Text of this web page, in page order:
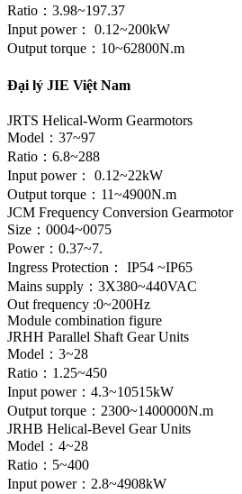
Ratio：3.98~197.37
Input power： 0.12~200kW
Output torque：10~62800N.m
Đại lý JIE Việt Nam
JRTS Helical-Worm Gearmotors
Model：37~97
Ratio：6.8~288
Input power： 0.12~22kW
Output torque：11~4900N.m
JCM Frequency Conversion Gearmotor
Size：0004~0075
Power：0.37~7.
Ingress Protection： IP54 ~IP65
Mains supply：3X380~440VAC
Out frequency :0~200Hz
Module combination figure
JRHH Parallel Shaft Gear Units
Model：3~28
Ratio：1.25~450
Input power：4.3~10515kW
Output torque：2300~1400000N.m
JRHB Helical-Bevel Gear Units
Model：4~28
Ratio：5~400
Input power：2.8~4908kW